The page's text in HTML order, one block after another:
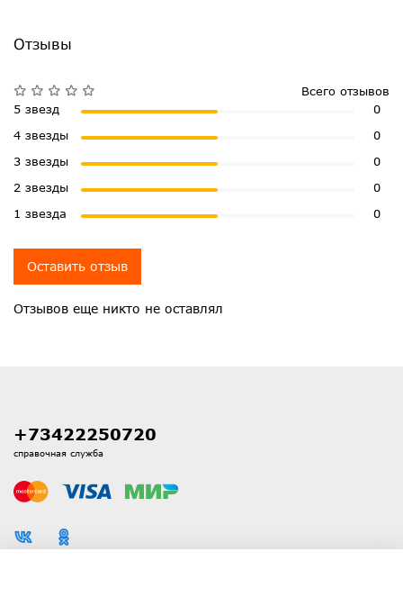
Отзывы
Отзывов еще никто не оставлял
Всего отзывов
5 звезд
0
4 звезды
0
3 звезды
0
2 звезды
0
1 звезда
0
Оставить отзыв
+73422250720
справочная служба